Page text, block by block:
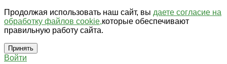
Продолжая использовать наш сайт, вы даете согласие на
обработку файлов cookie,которые обеспечивают
правильную работу сайта.
Принять
Войти